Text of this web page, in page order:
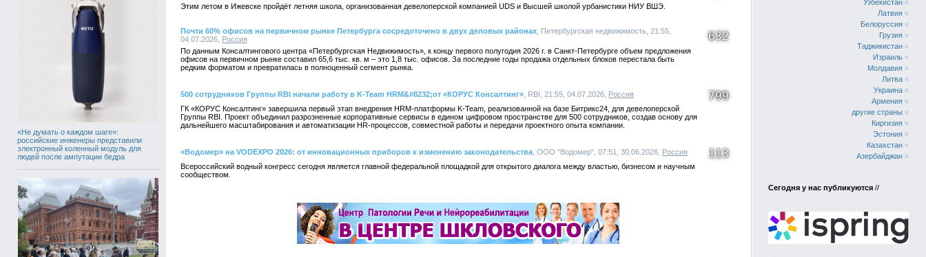
«Не думать о каждом шаге»:
российские инженеры представили
электронный коленный модуль для
людей после ампутации бедра
Этим летом в Ижевске пройдёт летняя школа, организованная девелоперской компанией UDS и Высшей школой урбанистики НИУ ВШЭ.
Почти 60% офисов на первичном рынке Петербурга сосредоточено в двух деловых районах , Петербургская недвижимость, 21:55,
04.07.2026, Россия 632
По данным Консалтингового центра «Петербургская Недвижимость», к концу первого полугодия 2026 г. в Санкт-Петербурге объем предложения
офисов на первичном рынке составил 65,6 тыс. кв. м – это 1,8 тыс. офисов. За последние годы продажа отдельных блоков перестала быть
редким форматом и превратилась в полноценный сегмент рынка.
500 сотрудников Группы RBI начали работу в K-Team HRM&#8232;от «КОРУС Консалтинг» , RBI, 21:55, 04.07.2026, Россия 799
ГК «КОРУС Консалтинг» завершила первый этап внедрения HRM-платформы K-Team, реализованной на базе Битрикс24, для девелоперской
Группы RBI. Проект объединил разрозненные корпоративные сервисы в едином цифровом пространстве для 500 сотрудников, создав основу для
дальнейшего масштабирования и автоматизации HR-процессов, совместной работы и передачи проектного опыта компании.
«Водомер» на VODEXPO 2026: от инновационных приборов к изменению законодательства , ООО "Водомер", 07:51, 30.06.2026, Россия 113
Всероссийский водный конгресс сегодня является главной федеральной площадкой для открытого диалога между властью, бизнесом и научным
сообществом.
Узбекистан «
Латвия «
Белоруссия «
Грузия «
Таджикистан «
Израиль «
Молдавия «
Литва «
Украина «
Армения «
другие страны «
Киргизия «
Эстония «
Казахстан «
Азербайджан «
Сегодня у нас публикуются //